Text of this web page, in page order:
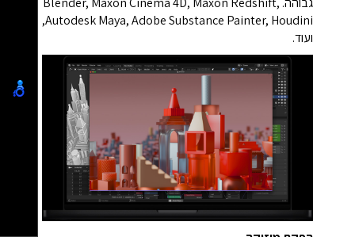
Autodesk Maya, Adobe Substance Painter, Houdini,
ועוד.